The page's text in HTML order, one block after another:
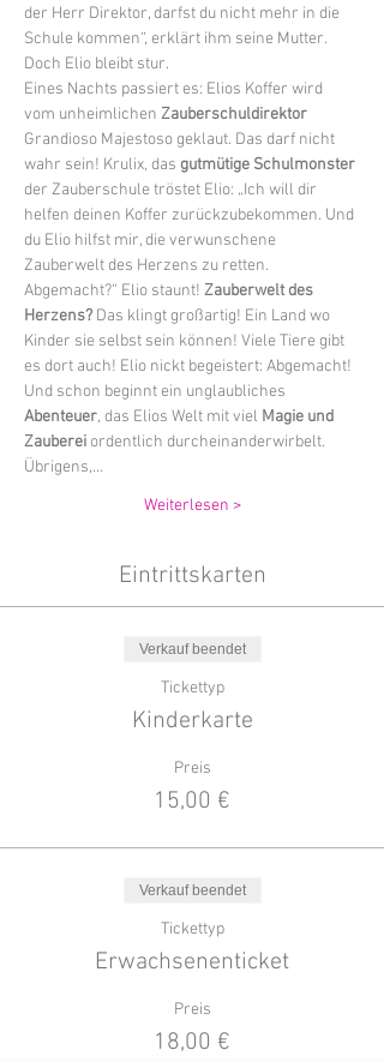
der Herr Direktor, darfst du nicht mehr in die
Schule kommen“, erklärt ihm seine Mutter.
Doch Elio bleibt stur.
Eines Nachts passiert es: Elios Koffer wird
vom unheimlichen Zauberschuldirektor
Grandioso Majestoso geklaut. Das darf nicht
wahr sein! Krulix, das gutmütige Schulmonster
der Zauberschule tröstet Elio: „Ich will dir
helfen deinen Koffer zurückzubekommen. Und
du Elio hilfst mir, die verwunschene
Zauberwelt des Herzens zu retten.
Abgemacht?“ Elio staunt! Zauberwelt des
Herzens? Das klingt großartig! Ein Land wo
Kinder sie selbst sein können! Viele Tiere gibt
es dort auch! Elio nickt begeistert: Abgemacht!
Und schon beginnt ein unglaubliches
Abenteuer, das Elios Welt mit viel Magie und
Zauberei ordentlich durcheinanderwirbelt.
Übrigens,…
Weiterlesen >
Eintrittskarten
Verkauf beendet
Tickettyp
Kinderkarte
Preis
15,00 €
Verkauf beendet
Tickettyp
Erwachsenenticket
Preis
18,00 €